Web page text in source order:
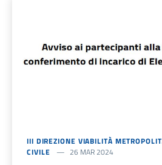
III DIREZIONE VIABILITÀ
CIVILE
26 MAR 2024